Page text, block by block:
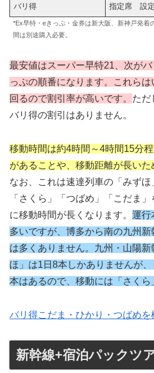
バリ得 指定席 設
*Ex早特・eきっぷ・金券は新大阪、新神戸発着
間は別途購入必要。
最安値はスーパー早特21、次が
っぷの順番になります。これら
回るので割引率が高いです。 ただ
バリ得の割引はありません。
移動時間は約4時間～4時間15分
があることや、移動距離が長いた
なお、これは速達列車の「みずほ
「さくら」「つばめ」「こだま
に移動時間が長くなります。 運行
多いですが、博多から南の九州
は多くありません。九州・山陽
ほ」は1日8本しかありませんが
本はあるので、移動には「さくら
バリ得こだま・ひかり・つばめを
新幹線+宿泊パックツ